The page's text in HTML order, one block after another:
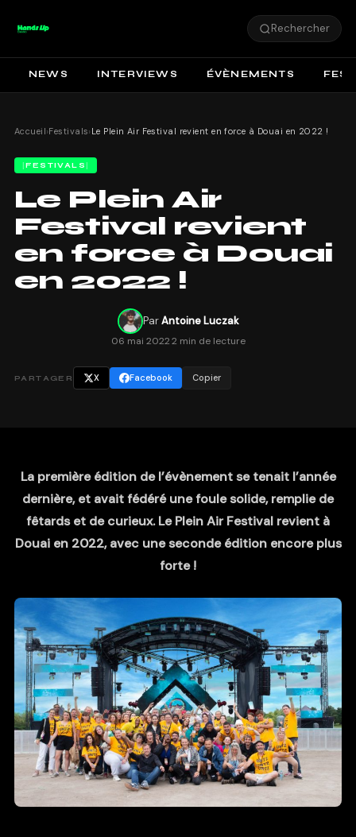
Rechercher
NEWS INTERVIEWS ÉVÈNEMENTS
Accueil›Festivals› Le Plein Air Festival revient en force à Douai en 2022 !
FESTIVALS
Le Plein Air
Festival revient
en force à Douai
en 2022 !
ParAntoine Luczak
06 mai 20222 min de lecture
PARTAGER X Facebook Copier
La première édition de l’évènement se tenait l’année
dernière, et avait fédéré une foule solide, remplie de
fêtards et de curieux. Le Plein Air Festival revient à
Douai en 2022, avec une seconde édition encore plus
forte !